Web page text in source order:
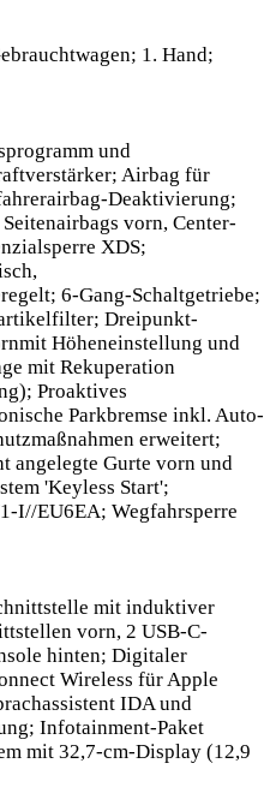
1. Hand;
und
Airbag für
Deaktivierung;
vorn, Center-
XDS;
6-Gang-Schaltgetriebe;
Dreipunkt-
Höheneinstellung und
mit Rekuperation
Proaktives
Parkbremse inkl. Auto-
erweitert;
angelegte Gurte vorn und
'Keyless Start';
I//EU6EA; Wegfahrsperre
mit induktiver
vorn, 2 USB-C-
hinten; Digitaler
Wireless für Apple
IDA und
Infotainment-Paket
mit 32,7-cm-Display (12,9